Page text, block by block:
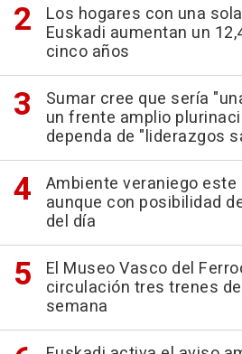
Los hogares con una
Euskadi aumentan un
cinco años
Sumar cree que sería
un frente amplio
dependa de "liderazgos
Ambiente veraniego este
aunque con posibilidad
del día
El Museo Vasco del
circulación tres trenes
semana